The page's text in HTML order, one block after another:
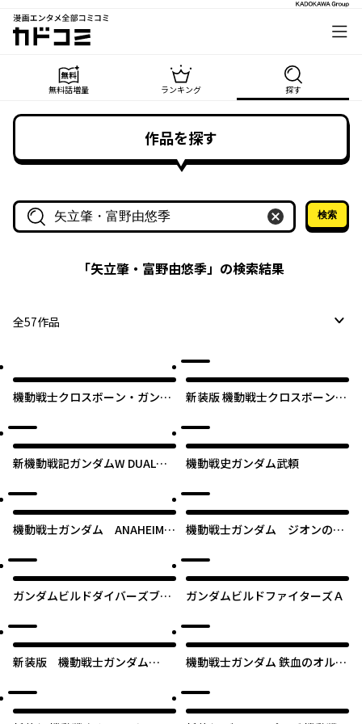
漫画エンタメ全部コミコミ
カドコミ
無料話増量 ランキング 探す
作品を探す
作品名・作家名で探す
検索
「矢立肇・富野由悠季」の検索結果
全57作品
機動戦士クロスボーン・ガンダ
新装版 機動戦士クロスボーン・
新機動戦記ガンダムW DUAL
機動戦史ガンダム武頼
機動戦士ガンダム ANAHEIM
機動戦士ガンダム ジオンの再
ガンダムビルドダイバーズブレ
ガンダムビルドファイターズＡ
新装版 機動戦士ガンダム
機動戦士ガンダム 鉄血のオルフ